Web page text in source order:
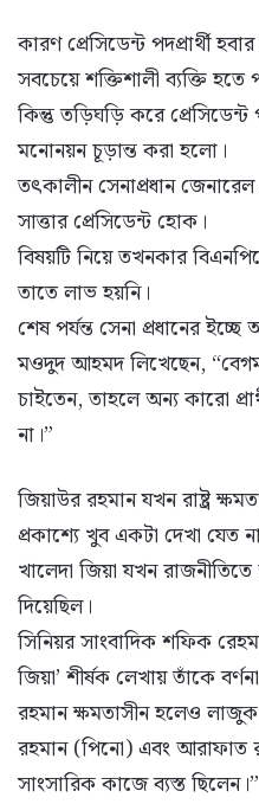
কারণ প্রেসিডেন্ট পদপ্রার্থী
সবচেয়ে শক্তিশালী ব্যক্তি হতে
কিন্তু তড়িঘড়ি করে
মনোনয়ন চূড়ান্ত করা হলো।
তৎকালীন সেনাপ্রধান
সাত্তার প্রেসিডেন্ট হোক।
বিষয়টি নিয়ে তখনকার
তাতে লাভ হয়নি।
শেষ পর্যন্ত সেনা প্রধানের
মওদুদ আহমদ লিখেছেন, “বেগম
চাইতেন, তাহলে অন্য কারো
না।”
জিয়াউর রহমান যখন রাষ্ট্র
প্রকাশ্যে খুব একটা দেখা যেত
খালেদা জিয়া যখন
দিয়েছিল।
সিনিয়র সাংবাদিক শফিক
জিয়া’ শীর্ষক লেখায় তাঁকে
রহমান ক্ষমতাসীন হলেও
রহমান (পিনো) এবং
সাংসারিক কাজে ব্যস্ত ছিলেন।”